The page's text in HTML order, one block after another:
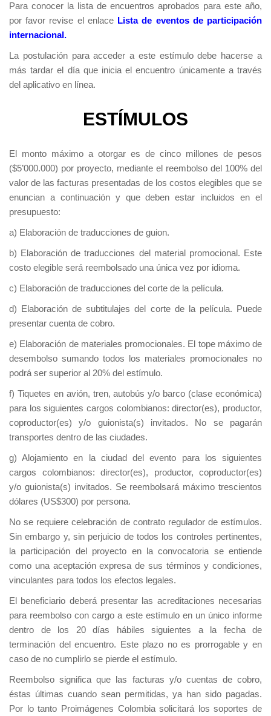
Para conocer la lista de encuentros aprobados para este año,
por favor revise el enlace Lista de eventos de participación
internacional.
La postulación para acceder a este estímulo debe hacerse a
más tardar el día que inicia el encuentro únicamente a través
del aplicativo en línea.
ESTÍMULOS
El monto máximo a otorgar es de cinco millones de pesos
($5’000.000) por proyecto, mediante el reembolso del 100% del
valor de las facturas presentadas de los costos elegibles que se
enuncian a continuación y que deben estar incluidos en el
presupuesto:
a) Elaboración de traducciones de guion.
b) Elaboración de traducciones del material promocional. Este
costo elegible será reembolsado una única vez por idioma.
c) Elaboración de traducciones del corte de la película.
d) Elaboración de subtitulajes del corte de la película. Puede
presentar cuenta de cobro.
e) Elaboración de materiales promocionales. El tope máximo de
desembolso sumando todos los materiales promocionales no
podrá ser superior al 20% del estímulo.
f) Tiquetes en avión, tren, autobús y/o barco (clase económica)
para los siguientes cargos colombianos: director(es), productor,
coproductor(es) y/o guionista(s) invitados. No se pagarán
transportes dentro de las ciudades.
g) Alojamiento en la ciudad del evento para los siguientes
cargos colombianos: director(es), productor, coproductor(es)
y/o guionista(s) invitados. Se reembolsará máximo trescientos
dólares (US$300) por persona.
No se requiere celebración de contrato regulador de estímulos.
Sin embargo y, sin perjuicio de todos los controles pertinentes,
la participación del proyecto en la convocatoria se entiende
como una aceptación expresa de sus términos y condiciones,
vinculantes para todos los efectos legales.
El beneficiario deberá presentar las acreditaciones necesarias
para reembolso con cargo a este estímulo en un único informe
dentro de los 20 días hábiles siguientes a la fecha de
terminación del encuentro. Este plazo no es prorrogable y en
caso de no cumplirlo se pierde el estímulo.
Reembolso significa que las facturas y/o cuentas de cobro,
éstas últimas cuando sean permitidas, ya han sido pagadas.
Por lo tanto Proimágenes Colombia solicitará los soportes de